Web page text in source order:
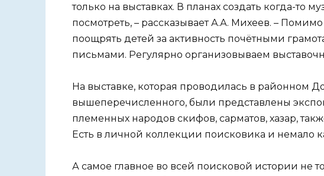
только на выставках. В планах создать когда-то
посмотреть, – рассказывает А.А. Михеев. –
поощрять детей за активность почётными
письмами. Регулярно организовываем
На выставке, которая проводилась в районном
вышеперечисленного, были представлены
племенных народов скифов, сарматов, хазар,
Есть в личной коллекции поисковика и немало
А самое главное во всей поисковой истории не